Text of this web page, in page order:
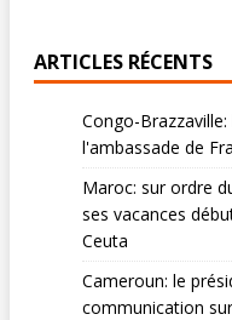
ARTICLES RÉCENTS
Congo-
l'ambassade de
Maroc: sur ordre
ses vacances
Ceuta
Cameroun: le
communication